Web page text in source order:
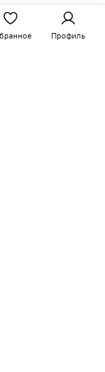
kreind_grand
Профиль